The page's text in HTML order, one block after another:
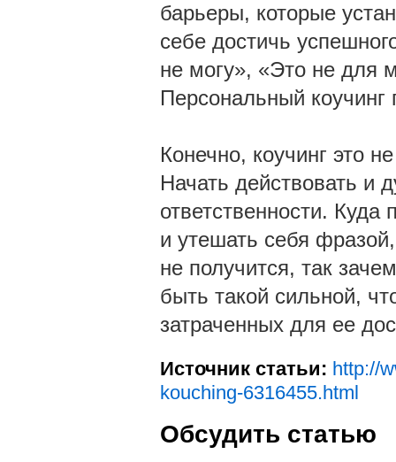
барьеры, которые
себе достичь
не могу», «Это не для
Персональный коучинг
Конечно, коучинг это
Начать действовать и
ответственности.
и утешать себя
не получится, так
быть такой сильной,
затраченных для ее
Источник статьи: http://
kouching-6316455.html
Обсудить статью